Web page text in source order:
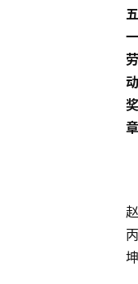
五
一
劳
动
奖
章
赵
丙
坤